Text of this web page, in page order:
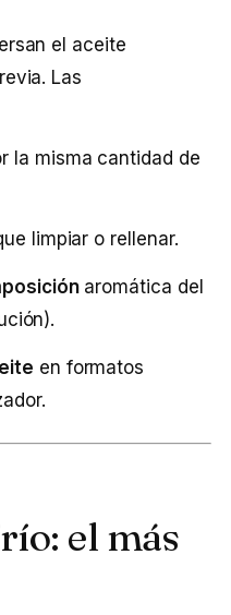
el aceite
Las
la misma cantidad de
limpiar o rellenar.
aromática del
en formatos
el más